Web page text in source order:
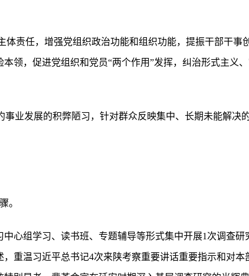
体责任，增强党组织政治功能和组织功能，提振干部干事
领，促进党组织和党员“两个作用”发挥，纠治形式主义
事业发展的积弊陋习，针对群众反映集中、长期未能解决
。
心组学习、读书班、专题辅导等形式集中开展1次调查研
重温习近平总书记4次来陕考察重要讲话重要指示和对本